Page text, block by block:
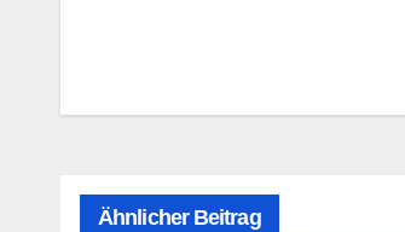
Ähnlicher Beitrag